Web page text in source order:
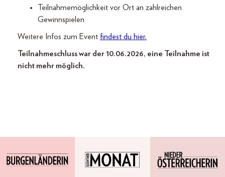
Teilnahmemöglichkeit vor Ort an zahlreichen
Gewinnspielen
Weitere Infos zum Event findest du hier.
Teilnahmeschluss war der 10.06.2026, eine Teilnahme ist
nicht mehr möglich.